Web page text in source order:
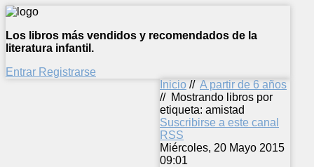
Los libros más vendidos y recomendados de la
literatura infantil.
Entrar Registrarse
Inicio // A partir de 6 años
// Mostrando libros por
etiqueta: amistad
Suscribirse a este canal
RSS
Miércoles, 20 Mayo 2015
09:01